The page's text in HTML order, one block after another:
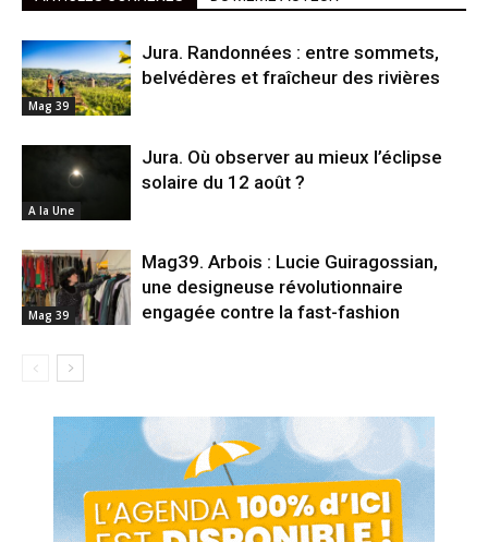
Mag 39
Jura. Randonnées : entre sommets,
belvédères et fraîcheur des rivières
A la Une
Jura. Où observer au mieux l’éclipse
solaire du 12 août ?
Mag 39
Mag39. Arbois : Lucie Guiragossian,
une designeuse révolutionnaire
engagée contre la fast-fashion